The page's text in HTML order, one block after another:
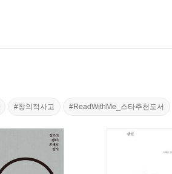
#창의적사고 #ReadWithMe_스타추천도서